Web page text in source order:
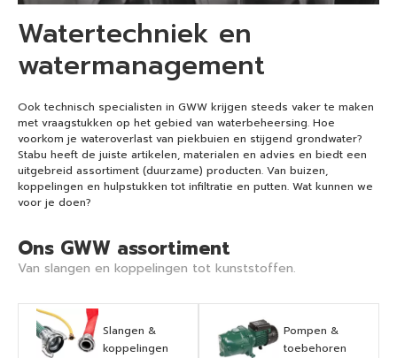
Watertechniek en
watermanagement
Ook technisch specialisten in GWW krijgen steeds vaker te maken
met vraagstukken op het gebied van waterbeheersing. Hoe
voorkom je wateroverlast van piekbuien en stijgend grondwater?
Stabu heeft de juiste artikelen, materialen en advies en biedt een
uitgebreid assortiment (duurzame) producten. Van buizen,
koppelingen en hulpstukken tot infiltratie en putten. Wat kunnen we
voor je doen?
Ons GWW assortiment
Van slangen en koppelingen tot kunststoffen.
Slangen &
koppelingen
Pompen &
toebehoren